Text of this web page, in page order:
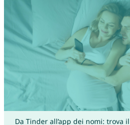
Da Tinder all’app dei nomi: trova